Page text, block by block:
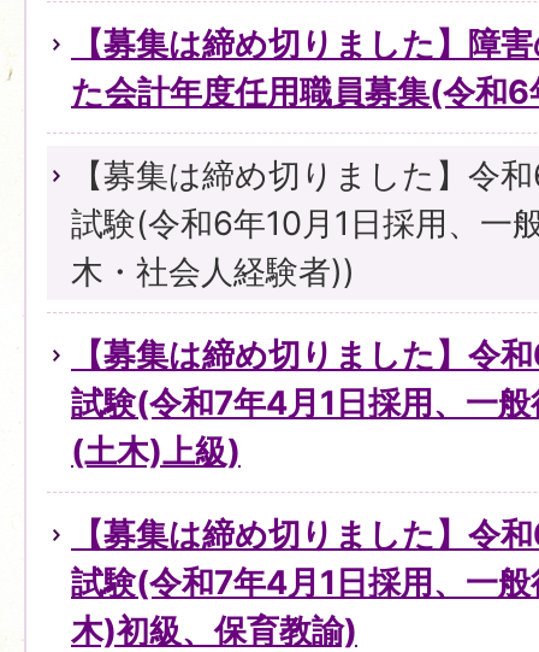
【募集は締め切りました】障
た会計年度任用職員募集(令和
【募集は締め切りました】令
試験(令和6年10月1日採用、一
木・社会人経験者))
【募集は締め切りました】令
試験(令和7年4月1日採用、一
(土木)上級)
【募集は締め切りました】令
試験(令和7年4月1日採用、一
木)初級、保育教諭)